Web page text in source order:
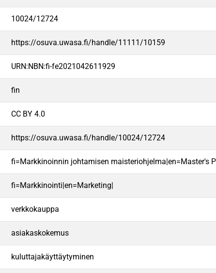
10024/12724
https://osuva.uwasa.fi/handle/11111/10159
URN:NBN:fi-fe2021042611929
fin
CC BY 4.0
https://osuva.uwasa.fi/handle/10024/12724
fi=Markkinoinnin johtamisen maisteriohjelma|en=Master's
fi=Markkinointi|en=Marketing|
verkkokauppa
asiakaskokemus
kuluttajakäyttäytyminen